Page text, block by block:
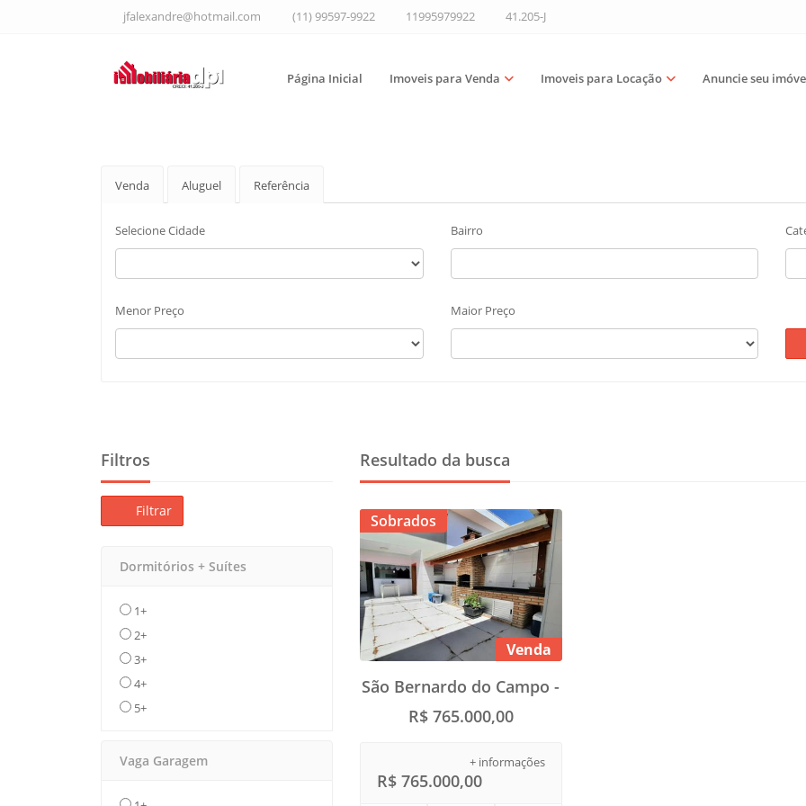
jfalexandre@hotmail.com (11) 99597-9922 11995979922 41.205-J
Página Inicial Imoveis para Venda Imoveis para Locação Anuncie seu
Venda Aluguel Referência
Selecione Cidade Bairro
Menor Preço Maior Preço
Filtros
Filtrar
Dormitórios + Suítes
1+
2+
3+
4+
5+
Vaga Garagem
Resultado da busca
Sobrados
Venda
São Bernardo do Campo -
R$ 765.000,00
+ informações
R$ 765.000,00